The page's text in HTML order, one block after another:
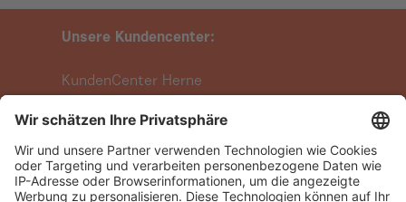
Unsere Kundencenter:
KundenCenter Herne
44623 Herne
Terminvereinbarung Herne
KundenCenter Wanne-Eickel